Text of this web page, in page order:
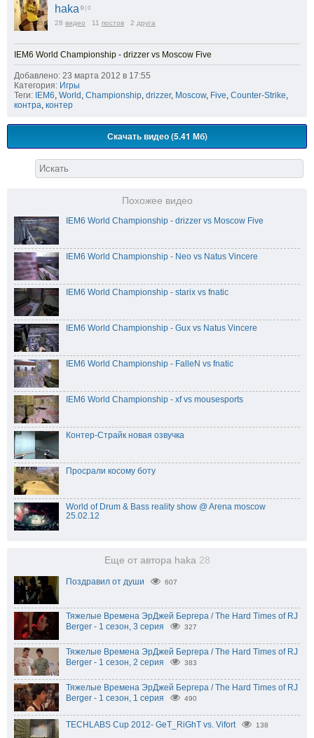
haka 0 | 0
28 видео 11 постов 2 друга
IEM6 World Championship - drizzer vs Moscow Five
Добавлено: 23 марта 2012 в 17:55
Категория: Игры
Теги: IEM6, World , Championship, drizzer, Moscow, Five, Counter-Strike,
контра, контер
Скачать видео (5.41 Мб)
Похожее видео
IEM6 World Championship - drizzer vs Moscow Five
IEM6 World Championship - Neo vs Natus Vincere
IEM6 World Championship - starix vs fnatic
IEM6 World Championship - Gux vs Natus Vincere
IEM6 World Championship - FalleN vs fnatic
IEM6 World Championship - xf vs mousesports
Контер-Страйк новая озвучка
Просрали косому боту
World of Drum & Bass reality show @ Arena moscow
25.02.12
Еще от автора haka 28
Поздравил от души 607
Тяжелые Времена ЭрДжей Бергера / The Hard Times of RJ
Berger - 1 сезон, 3 серия
327
Тяжелые Времена ЭрДжей Бергера / The Hard Times of RJ
Berger - 1 сезон, 2 серия
383
Тяжелые Времена ЭрДжей Бергера / The Hard Times of RJ
Berger - 1 сезон, 1 серия
490
TECHLABS Cup 2012- GeT_RiGhT vs. Vifort 138